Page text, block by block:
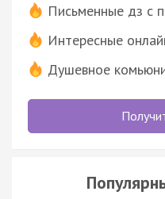
Письменные дз с
Интересные
Душевное